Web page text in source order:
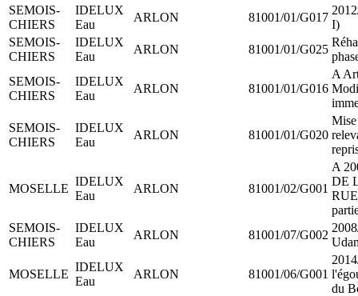
SEMOIS-
CHIERS
IDELUX
Eau
ARLON 81001/01/G017
I)
SEMOIS-
CHIERS
IDELUX
Eau
ARLON 81001/01/G025
SEMOIS-
CHIERS
IDELUX
Eau
ARLON 81001/01/G016
A
SEMOIS-
CHIERS
IDELUX
Eau
ARLON 81001/01/G020
Mise
MOSELLE
IDELUX
Eau
ARLON 81001/02/G001
A
DE
SEMOIS-
CHIERS
IDELUX
Eau
ARLON 81001/07/G002
MOSELLE
IDELUX
Eau
ARLON 81001/06/G001
du